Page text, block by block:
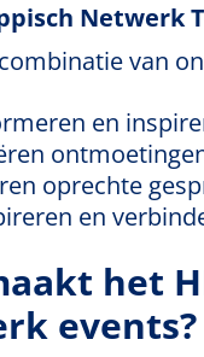
Netwerk
van
en
oprechte
en
het
events?